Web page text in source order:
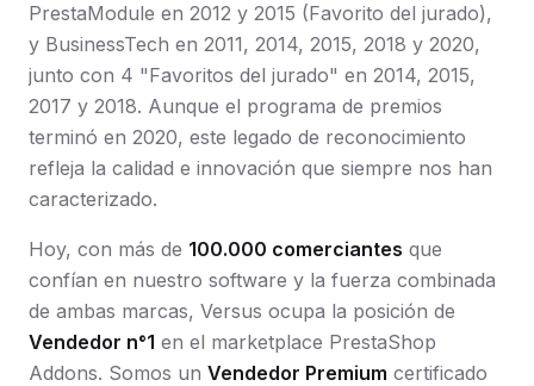
PrestaModule en 2012 y 2015 (Favorito del jurado),
y BusinessTech en 2011, 2014, 2015, 2018 y 2020,
junto con 4 "Favoritos del jurado" en 2014, 2015,
2017 y 2018. Aunque el programa de premios
terminó en 2020, este legado de reconocimiento
refleja la calidad e innovación que siempre nos han
caracterizado.
Hoy, con más de 100.000 comerciantes que
confían en nuestro software y la fuerza combinada
de ambas marcas, Versus ocupa la posición de
Vendedor n°1 en el marketplace PrestaShop
Addons. Somos un Vendedor Premium certificado